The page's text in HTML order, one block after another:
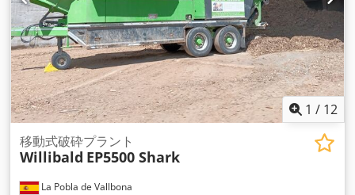
1 / 12
La Pobla de Vallbona
移動式破砕プラント
Willibald EP5500 Shark